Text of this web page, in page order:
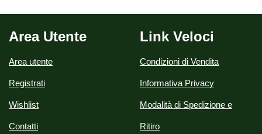
Area Utente
Area utente
Registrati
Wishlist
Contatti
Link Veloci
Condizioni di Vendita
Informativa Privacy
Modalità di Spedizione e
Ritiro